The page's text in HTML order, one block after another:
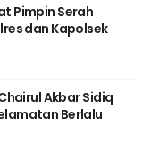
Pimpin Serah
dan Kapolsek
Akbar Sidiq
Berlalu